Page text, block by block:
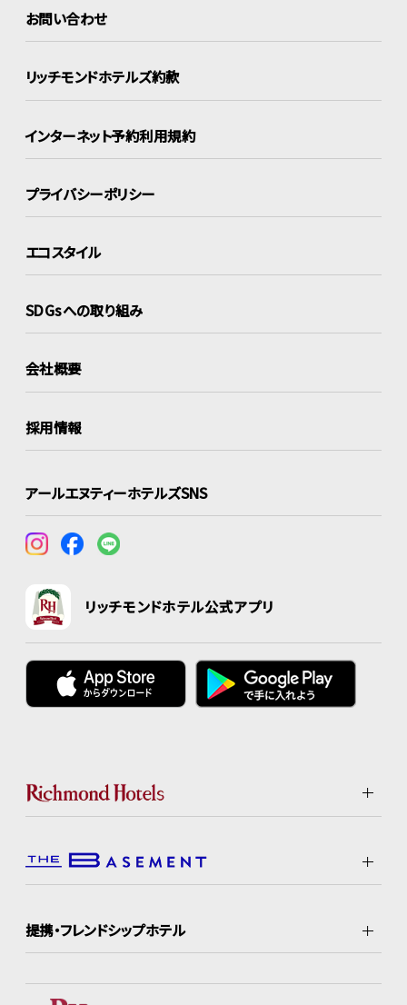
お問い合わせ
リッチモンドホテルズ約款
インターネット予約利用規約
プライバシーポリシー
エコスタイル
SDGsへの取り組み
会社概要
採用情報
アールエヌティーホテルズSNS
リッチモンドホテル公式アプリ
提携・フレンドシップホテル